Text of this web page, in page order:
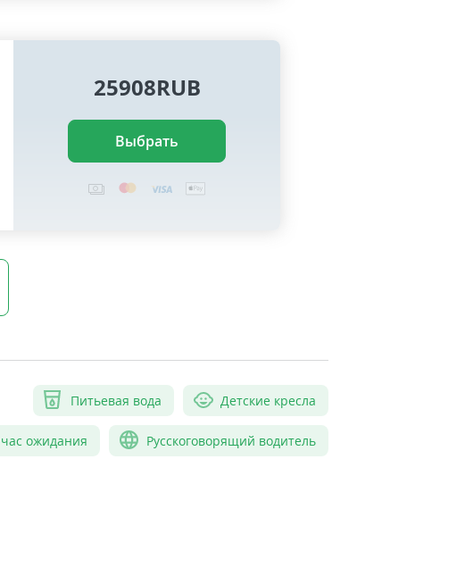
25908RUB
Выбрать
Питьевая вода Детские кресла
ожидания Русскоговорящий водитель